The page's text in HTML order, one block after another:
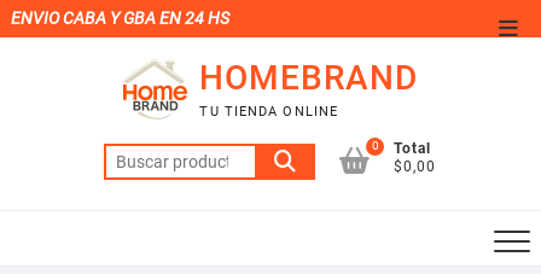
Saltar
al
ENVIO CABA Y GBA EN 24 HS
HOMEBRAND
TU TIENDA ONLINE
Buscar
por:
0
Total
$0,00